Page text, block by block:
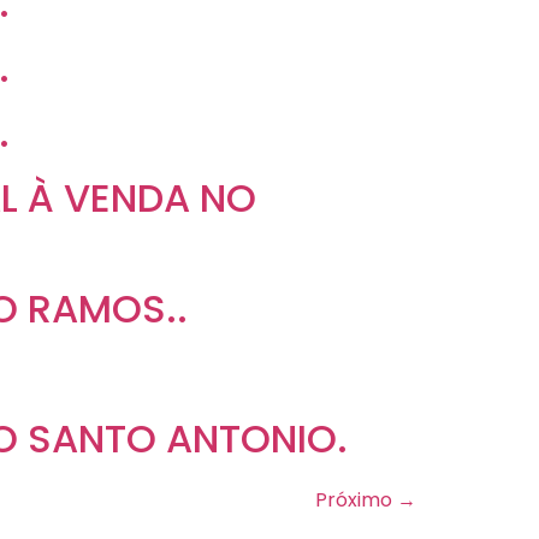
À VENDA NO
RAMOS..
SANTO ANTONIO.
Próximo →